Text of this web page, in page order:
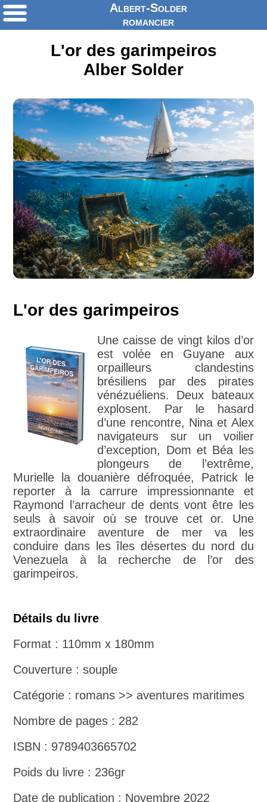
Albert-Solder
romancier
L'or des garimpeiros
Alber Solder
L'or des garimpeiros
Une caisse de vingt kilos d’or
est volée en Guyane aux
orpailleurs clandestins
brésiliens par des pirates
vénézuéliens. Deux bateaux
explosent. Par le hasard
d’une rencontre, Nina et Alex
navigateurs sur un voilier
d’exception, Dom et Béa les
plongeurs de l’extrême,
Murielle la douanière défroquée, Patrick le
reporter à la carrure impressionnante et
Raymond l’arracheur de dents vont être les
seuls à savoir où se trouve cet or. Une
extraordinaire aventure de mer va les
conduire dans les îles désertes du nord du
Venezuela à la recherche de l’or des
garimpeiros.
Détails du livre
Format : 110mm x 180mm
Couverture : souple
Catégorie : romans >> aventures maritimes
Nombre de pages : 282
ISBN : 9789403665702
Poids du livre : 236gr
Date de publication : Novembre 2022